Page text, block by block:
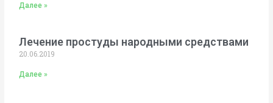
Далее »
Лечение простуды народными средствами
20.06.2019
Далее »